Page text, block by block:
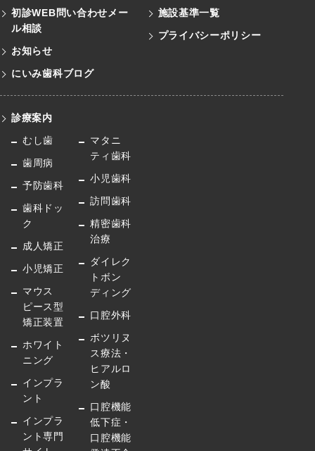
初診WEB問い合わせメー
ル相談
お知らせ
にいみ歯科ブログ
施設基準一覧
プライバシーポリシー
診療案内
むし歯
歯周病
予防歯科
歯科ドッ
ク
成人矯正
小児矯正
マウス
ピース型
矯正装置
ホワイト
ニング
インプラ
ント
インプラ
ント専門
マタニ
ティ歯科
小児歯科
訪問歯科
精密歯科
治療
ダイレク
トボン
ディング
口腔外科
ボツリヌ
ス療法・
ヒアルロ
ン酸
口腔機能
低下症・
口腔機能